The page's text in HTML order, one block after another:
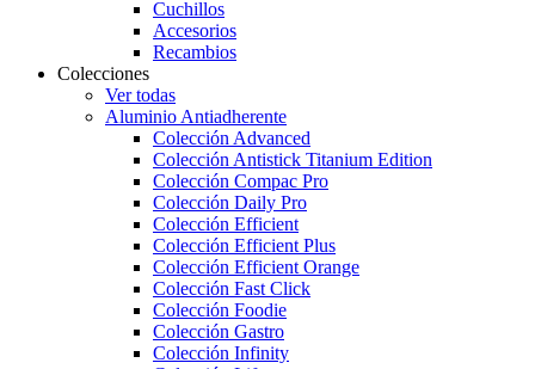
Cuchillos
Accesorios
Recambios
Colecciones
Ver todas
Aluminio Antiadherente
Colección Advanced
Colección Antistick Titanium Edition
Colección Compac Pro
Colección Daily Pro
Colección Efficient
Colección Efficient Plus
Colección Efficient Orange
Colección Fast Click
Colección Foodie
Colección Gastro
Colección Infinity